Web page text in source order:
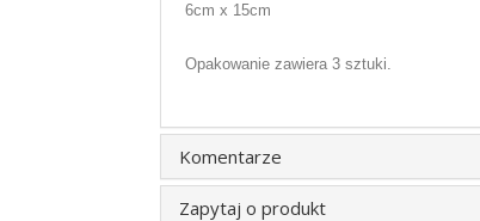
6cm x 15cm
Opakowanie zawiera 3 sztuki.
Komentarze
Zapytaj o produkt